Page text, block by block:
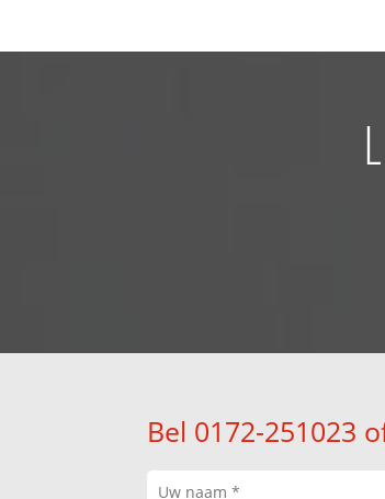
Bel 0172-251023